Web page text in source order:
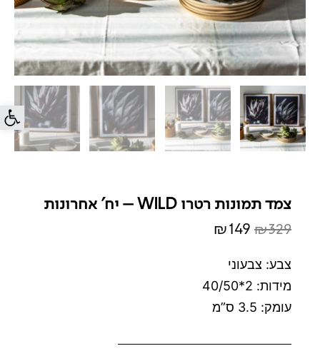
פתח
צמד תמונות רטרו WILD – יח' אחרונות
₪329
המקורי
היה:
₪329.
₪149
₪149.
צבע: צבעוני
מידות: 2*40/50
עומק: 3.5 ס”מ